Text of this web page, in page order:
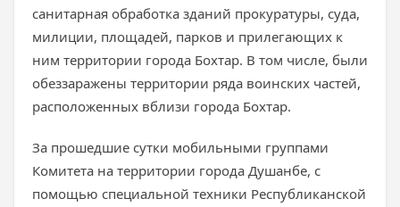
санитарная обработка зданий прокуратуры, суда,
милиции, площадей, парков и прилегающих к
ним территории города Бохтар. В том числе, были
обеззаражены территории ряда воинских частей,
расположенных вблизи города Бохтар.
За прошедшие сутки мобильными группами
Комитета на территории города Душанбе, с
помощью специальной техники Республиканской